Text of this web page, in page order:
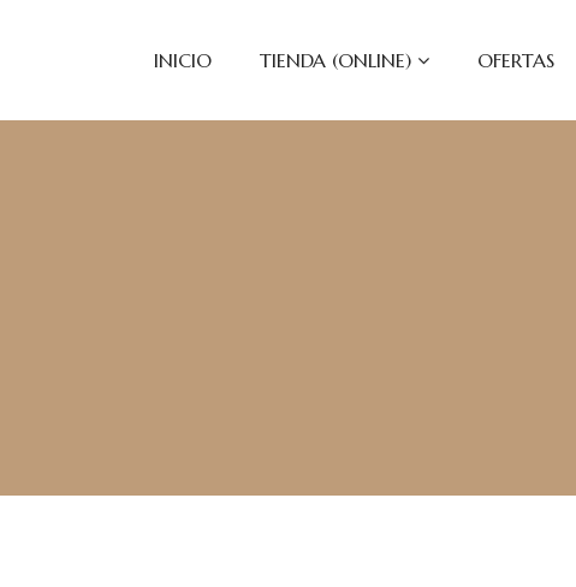
INICIO TIENDA (ONLINE) OFERTAS